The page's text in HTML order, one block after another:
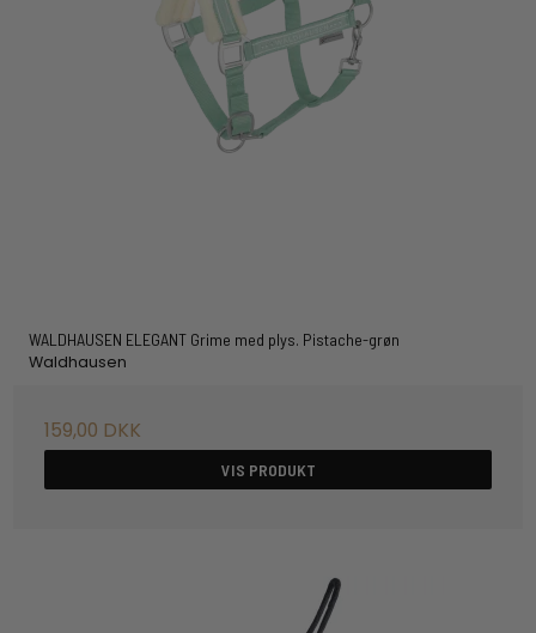
WALDHAUSEN ELEGANT Grime med plys. Pistache-grøn
Waldhausen
159,00 DKK
VIS PRODUKT